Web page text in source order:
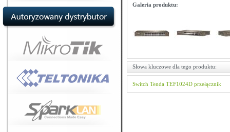
Galeria produktu:
Słowa kluczowe dla tego produktu:
Switch Tenda TEF1024D przełącznik